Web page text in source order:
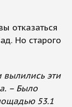
отказаться
Но старого
вылились эти
– Было
53.1